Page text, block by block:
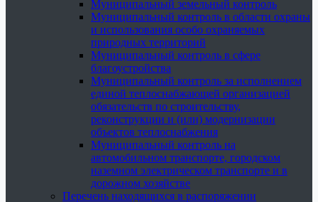
Муниципальный земельный контроль
Муниципальный контроль в области охраны
и использования особо охраняемых
природных территорий
Муниципальный контроль в сфере
благоустройства
Муниципальный контроль за исполнением
единой теплоснабжающей организацией
обязательств по строительству,
реконструкции и (или) модернизации
объектов теплоснабжения
Муниципальный контроль на
автомобильном транспорте, городском
наземном электрическом транспорте и в
дорожном хозяйстве
Перечень находящихся в распоряжении